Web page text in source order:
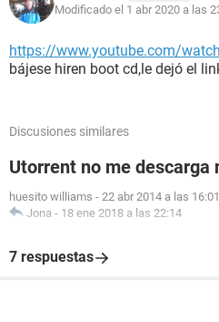
Modificado el 1 abr 2020 a las
https://www.youtube.com/
bájese hiren boot cd,le dejó el
Discusiones similares
Utorrent no me descarga
huesito williams - 22 abr 2014 a las 16:01
Jona - 18 ene 2018 a las 22:14
7 respuestas